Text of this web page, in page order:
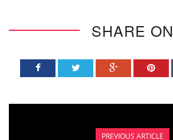
SHARE ON
PREVIOUS ARTICLE